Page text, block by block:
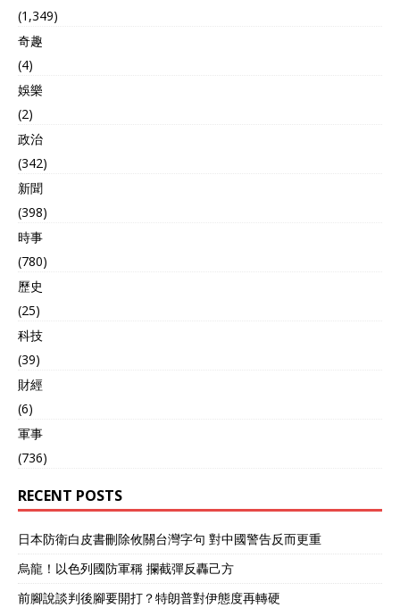
(1,349)
奇趣
(4)
娛樂
(2)
政治
(342)
新聞
(398)
時事
(780)
歷史
(25)
科技
(39)
財經
(6)
軍事
(736)
RECENT POSTS
日本防衛白皮書刪除攸關台灣字句 對中國警告反而更重
烏龍！以色列國防軍稱 攔截彈反轟己方
前腳說談判後腳要開打？特朗普對伊態度再轉硬